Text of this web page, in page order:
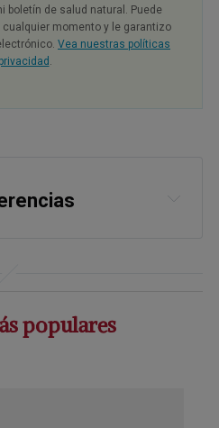
boletín de salud natural. Puede
momento y le garantizo
Vea nuestras políticas
populares